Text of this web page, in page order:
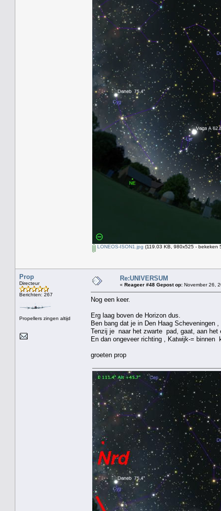
LONEOS-ISON1.jpg (119.03 KB, 980x525 - bekeken
Prop
Directeur
Berichten: 267
Propellers zingen altijd
Re:UNIVERSUM
« Reageer #48 Gepost op: November 26,
Nog een keer.
Erg laag boven de Horizon dus.
Ben bang dat je in Den Haag Scheveningen
Tenzij je naar het zwarte pad, gaat, aan het
En dan ongeveer richting , Katwijk-= binnen
groeten prop